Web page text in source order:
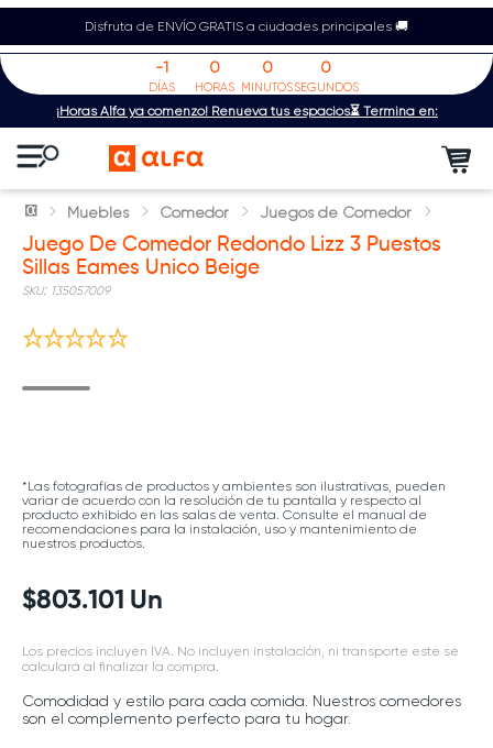
Disfruta de ENVÍO GRATIS a ciudades principales 🚚
¡Horas Alfa ya comenzó! Renueva tus espacios⏳ Termina en:
-1
DÍAS
0
HORAS
0
MINUTOS
0
SEGUNDOS
Muebles Comedor Juegos de Comedor
Juego De Comedor Redondo Lizz 3 Puestos
Sillas Eames Unico Beige
: 135057009
*Las fotografías de productos y ambientes son ilustrativas, pueden
variar de acuerdo con la resolución de tu pantalla y respecto al
producto exhibido en las salas de venta. Consulte el manual de
recomendaciones para la instalación, uso y mantenimiento de
nuestros productos.
$803.101 Un
Los precios incluyen IVA. No incluyen instalación, ni transporte este se
calculará al finalizar la compra.
Comodidad y estilo para cada comida. Nuestros comedores
son el complemento perfecto para tu hogar.